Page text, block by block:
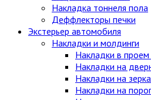
Накладка тоннеля пола
Деффлекторы печки
Экстерьер автомобиля
Накладки и молдинги
Накладки в
Накладки на
Накладки на
Накладки на